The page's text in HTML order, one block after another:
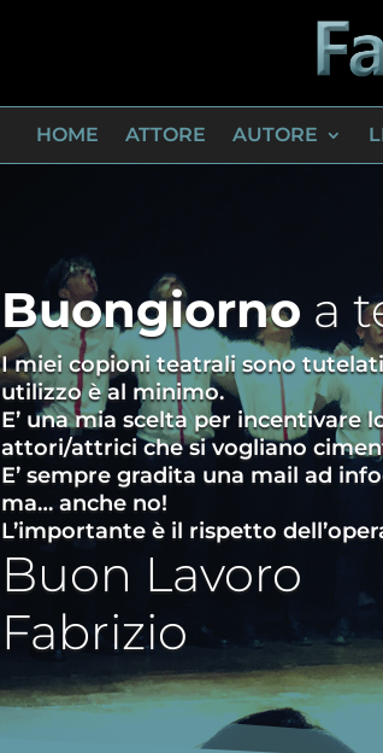
HOME ATTORE AUTORE
Buongiorno a
I miei copioni teatrali sono
utilizzo è al minimo.
E’ una mia scelta per
attori/attrici che si vogliano
E’ sempre gradita una mail ad
ma… anche no!
L’importante è il rispetto
Buon Lavoro
Fabrizio